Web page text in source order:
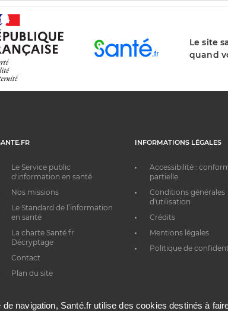
Le site
quand
Le Service public
d'information en santé
Nos missions
Le Standard de l’information
en santé
La charte Santé.fr
Décryptage
Contact
Plan du site
INFORMATIONS LÉGALES
Accessibilité :
partielle
Conditions générales
d'utilisation
Crédits
Mentions légales
Politique de
de navigation, Santé.fr utilise des cookies destinés à